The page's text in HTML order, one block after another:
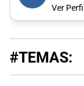
Ver Perfil
#TEMAS: